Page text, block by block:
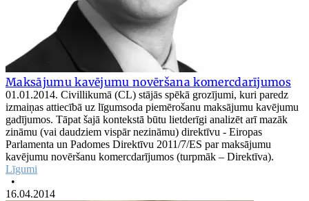
Maksājumu kavējumu novēršana komercdarījumos
01.01.2014. Civillikumā (CL) stājās spēkā grozījumi, kuri paredz
izmaiņas attiecībā uz līgumsoda piemērošanu maksājumu kavējumu
gadījumos. Tāpat šajā kontekstā būtu lietderīgi analizēt arī mazāk
zināmu (vai daudziem vispār nezināmu) direktīvu - Eiropas
Parlamenta un Padomes Direktīvu 2011/7/ES par maksājumu
kavējumu novēršanu komercdarījumos (turpmāk – Direktīva).
Līgumi
•
16.04.2014